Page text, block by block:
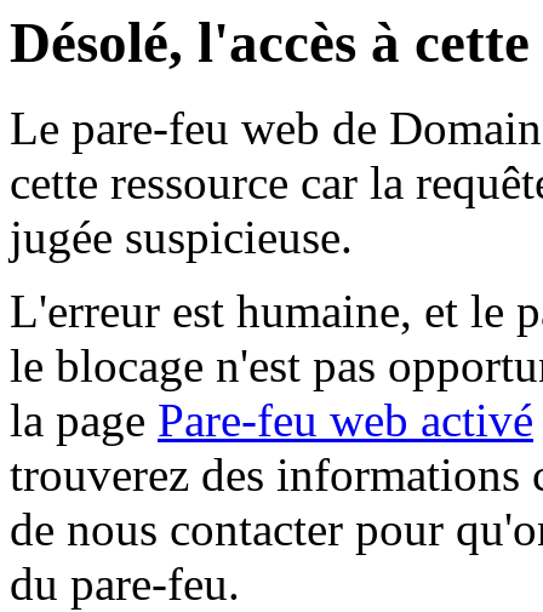
Désolé, l'accès à
Le pare-feu web de
cette ressource car la
jugée suspicieuse.
L'erreur est humaine, et le
le blocage n'est pas
la page Pare-feu web activé
trouverez des informations
de nous contacter pour
du pare-feu.